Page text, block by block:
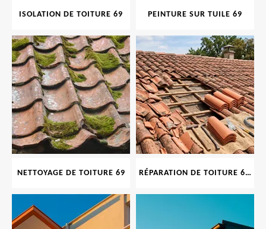
ISOLATION DE TOITURE 69 PEINTURE SUR TUILE 69
NETTOYAGE DE TOITURE 69 RÉPARATION DE TOITURE 69 RHONE, TUILES CASSÉES OU ABIMÉES